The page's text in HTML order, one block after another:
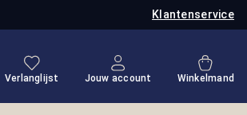
Klantenservice
Je hebt 0 items op je verlanglijstje
Verlanglijst Jouw account Winkelmand